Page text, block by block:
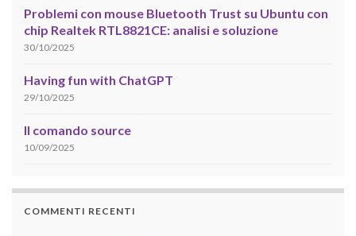
Problemi con mouse Bluetooth Trust su Ubuntu con
chip Realtek RTL8821CE: analisi e soluzione
30/10/2025
Having fun with ChatGPT
29/10/2025
Il comando source
10/09/2025
COMMENTI RECENTI